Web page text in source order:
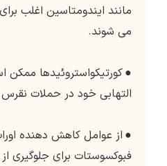
مانند ایندومتاسین اغلب
می شوند.
●کورتیکواستروئیدها ممکن
التهابی خود در حملات
● از عوامل کاهش دهنده
فبوکسوستات برای جلوگیری